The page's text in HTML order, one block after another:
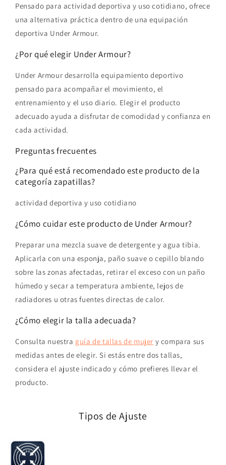
Pensado para actividad deportiva y uso cotidiano, ofrece
una alternativa práctica dentro de una equipación
deportiva Under Armour.
¿Por qué elegir Under Armour?
Under Armour desarrolla equipamiento deportivo
pensado para acompañar el movimiento, el
entrenamiento y el uso diario. Elegir el producto
adecuado ayuda a disfrutar de comodidad y confianza en
cada actividad.
Preguntas frecuentes
¿Para qué está recomendado este producto de la
categoría zapatillas?
actividad deportiva y uso cotidiano
¿Cómo cuidar este producto de Under Armour?
Preparar una mezcla suave de detergente y agua tibia.
Aplicarla con una esponja, paño suave o cepillo blando
sobre las zonas afectadas, retirar el exceso con un paño
húmedo y secar a temperatura ambiente, lejos de
radiadores u otras fuentes directas de calor.
¿Cómo elegir la talla adecuada?
Consulta nuestra guía de tallas de mujer y compara sus
medidas antes de elegir. Si estás entre dos tallas,
considera el ajuste indicado y cómo prefieres llevar el
producto.
Tipos de Ajuste